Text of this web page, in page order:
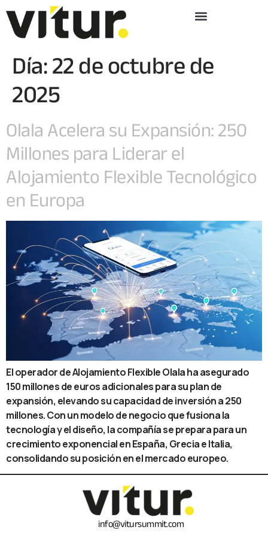
Día: 22 de octubre de
2025
Olala Acelera su Expansión: 250
Millones para Liderar el
Alojamiento Flexible Tecnológico
en Europa
El operador de Alojamiento Flexible Olala ha asegurado
150 millones de euros adicionales para su plan de
expansión, elevando su capacidad de inversión a 250
millones. Con un modelo de negocio que fusiona la
tecnología y el diseño, la compañía se prepara para un
crecimiento exponencial en España, Grecia e Italia,
consolidando su posición en el mercado europeo.
info@vitursummit.com